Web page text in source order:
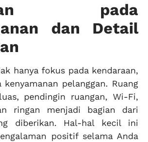
pada
dan Detail
hanya fokus pada kendaraan,
pelanggan. Ruang
pendingin ruangan, Wi-Fi,
ringan menjadi bagian dari
diberikan. Hal-hal kecil ini
positif selama Anda